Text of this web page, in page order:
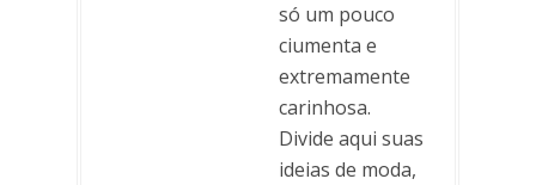
só um pouco
ciumenta e
extremamente
carinhosa.
Divide aqui suas
ideias de moda,